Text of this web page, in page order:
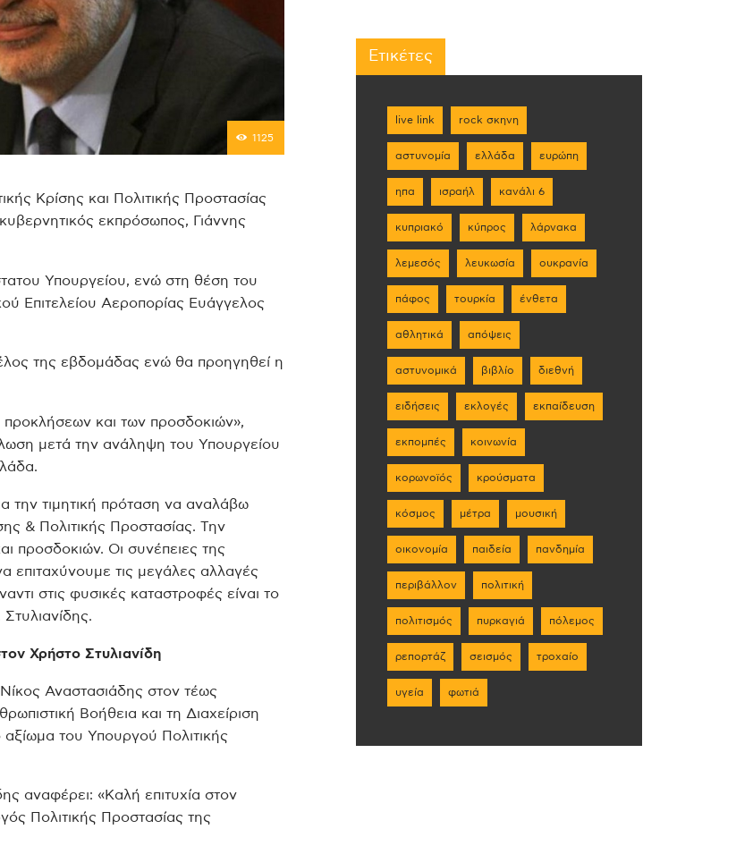
1125
Κρίσης και Πολιτικής Προστασίας
εκπρόσωπος, Γιάννης
Υπουργείου, ενώ στη θέση του
Επιτελείου Αεροπορίας Ευάγγελος
της εβδομάδας ενώ θα προηγηθεί η
και των προσδοκιών»,
μετά την ανάληψη του Υπουργείου
την τιμητική πρόταση να αναλάβω
& Πολιτικής Προστασίας. Την
προσδοκιών. Οι συνέπειες της
επιταχύνουμε τις μεγάλες αλλαγές
στις φυσικές καταστροφές είναι το
Χρήστο Στυλιανίδη
Αναστασιάδης στον τέως
Βοήθεια και τη Διαχείριση
αξίωμα του Υπουργού Πολιτικής
αναφέρει: «Kαλή επιτυχία στον
Πολιτικής Προστασίας της
Ετικέτες
live link rock σκηνη
αστυνομία ελλάδα ευρώπη
ηπα ισραήλ κανάλι 6
κυπριακό κύπρος λάρνακα
λεμεσός λευκωσία ουκρανία
πάφος τουρκία ένθετα
αθλητικά απόψεις
αστυνομικά βιβλίο διεθνή
ειδήσεις εκλογές εκπαίδευση
εκπομπές κοινωνία
κορωνοϊός κρούσματα
κόσμος μέτρα μουσική
οικονομία παιδεία πανδημία
περιβάλλον πολιτική
πολιτισμός πυρκαγιά πόλεμος
ρεπορτάζ σεισμός τροχαίο
υγεία φωτιά